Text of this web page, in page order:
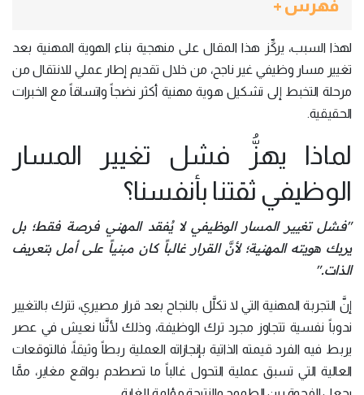
فهرس +
لهذا السبب، يركِّز هذا المقال على منهجية بناء الهوية المهنية بعد
تغيير مسار وظيفي غير ناجح، من خلال تقديم إطار عملي للانتقال من
مرحلة التخبط إلى تشكيل هوية مهنية أكثر نضجاً واتساقاً مع الخبرات
الحقيقية.
لماذا يهزُّ فشل تغيير المسار
الوظيفي ثقتنا بأنفسنا؟
"فشل تغيير المسار الوظيفي لا يُفقد المهني فرصة فقط؛ بل
يربك هويته المهنية؛ لأنَّ القرار غالباً كان مبنياً على أمل بتعريف
الذات."
إنَّ التجربة المهنية التي لا تكلَّل بالنجاح بعد قرار مصيري، تترك بالتغيير
ندوباً نفسية تتجاوز مجرد ترك الوظيفة، وذلك لأنَّنا نعيش في عصر
يربط فيه الفرد قيمته الذاتية بإنجازاته العملية ربطاً وثيقاً، فالتوقعات
العالية التي تسبق عملية التحول غالباً ما تصطدم بواقع مغاير، ممَّا